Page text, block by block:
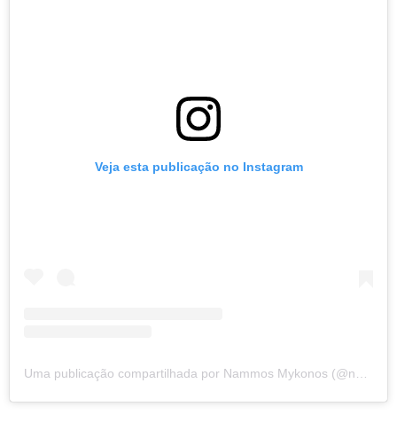
Veja esta publicação no Instagram
Uma publicação compartilhada por Nammos Mykonos (@nammosworld)